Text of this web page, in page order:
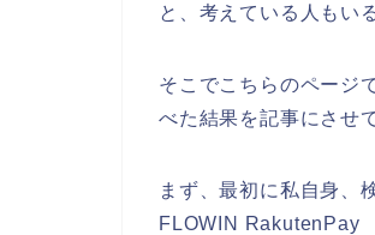
と、考えている人もい
そこでこちらのページ
べた結果を記事にさせ
まず、最初に私自身
FLOWIN RakutenPay